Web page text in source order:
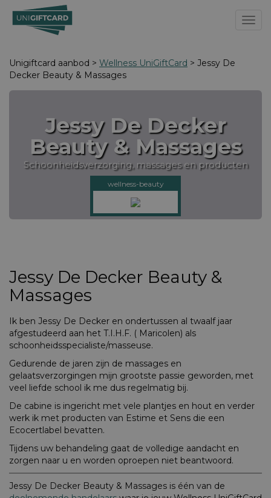
Unigiftcard aanbod > Wellness UniGiftCard > Jessy De
Decker Beauty & Massages
Jessy De Decker
Beauty & Massages
Schoonheidsverzorging, massages en producten
wellness-beauty
Jessy De Decker Beauty &
Massages
Ik ben Jessy De Decker en ondertussen al twaalf jaar
afgestudeerd aan het T.I.H.F. ( Maricolen) als
schoonheidsspecialiste/masseuse.
Gedurende de jaren zijn de massages en
gelaatsverzorgingen mijn grootste passie geworden, met
veel liefde school ik me dus regelmatig bij.
De cabine is ingericht met vele plantjes en hout en verder
werk ik met producten van Estime et Sens die een
Ecocertlabel bevatten.
Tijdens uw behandeling gaat de volledige aandacht en
zorgen naar u en worden oproepen niet beantwoord.
Jessy De Decker Beauty & Massages is één van de